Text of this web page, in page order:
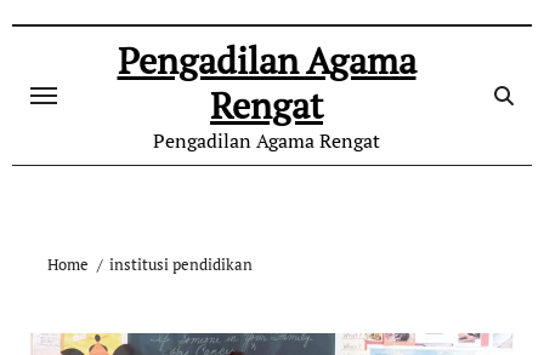
content
Pengadilan Agama
Rengat
Pengadilan Agama Rengat
Home institusi pendidikan